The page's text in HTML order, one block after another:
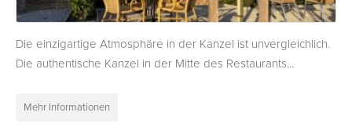
Die einzigartige Atmosphäre in der Kanzel ist unvergleichlich.
Die authentische Kanzel in der Mitte des Restaurants...
Mehr Informationen